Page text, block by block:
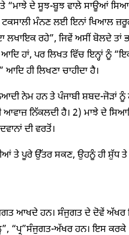
“ਮਾਝੇ ਦੇ ਸੂਝ-ਬੂਝ ਵਾਲੇ ਸਾਊਆਂ
ਮੰਨਣ ਲਈ ਇਨਾਂ ਖਿਆਲ
ਰਹੇ”, ਜਿਵੇਂ ਅਸੀਂ ਬੋਲਦੇ ਤਾਂ
ਹਾਂ, ਪਰ ਲਿਖਤ ਵਿੱਚ ਇਨ੍ਹਾਂ ਨੂੰ
ਹੀ ਲਿਖਣਾ ਚਾਹੀਦਾ ਹੈ।
ਨੇਮ ਹਨ ਤੇ ਪੰਜਾਬੀ ਸ਼ਬਦ-ਜੋੜਾਂ ਨੂੰ
ਨਿੱਕਲਦੀ ਹੈ। 2) ਮਾਝੇ ਦੇ
ਦੀ ਵਰਤੋਂ।
ਤੇ ਪੂਰੇ ਉੱਤਰ ਸਕਣ, ਉਹਨੂੰ ਹੀ ਸ਼ੁੱਧ
ਆਖਦੇ ਹਨ। ਸੰਜੁਗਤ ਦੇ ਦੋਵੇਂ ਅੱਖਰ
“ਪ੍ਰ”ਸੰਜੁਗਤ-ਅੱਖਰ ਹਨ। ਇਸ ਕਰਕੇ